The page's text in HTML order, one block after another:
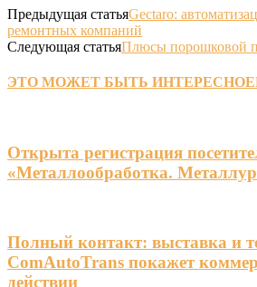
Предыдущая статьяGectaro:
ремонтных компаний
Следующая статьяПлюсы порошковой
ЭТО МОЖЕТ БЫТЬ ИНТЕРЕСНО
Открыта регистрация
«Металлообработка.
Полный контакт: выставка и
ComAutoTrans покажет
действии